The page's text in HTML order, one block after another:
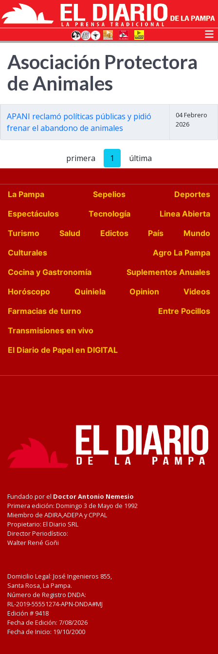
Asociación Protectora
de Animales
APANI reclamó políticas públicas y pidió
frenar el abandono de animales
04 Febrero
2026
primera 1 última
La Pampa Sepelios
Deportes
Espectáculos
Tecnología
Linea Abierta
Turismo
Salud Edictos País
Mundo
Culturales
Agro La Pampa
Cocina y Gastronomía
Suplementos Anuales
Horóscopo
Quiniela Opinion
Videos
Farmacias de turno
Entre Pocillos
Transmisiones en vivo
El Diario de Papel en DIGITAL
Fundado por el Doctor Antonio Nemesio
Primera edición: Domingo 3 de Mayo de 1992
Miembro de ADIRA,ADEPA y CPPAL
Propietario: El Diario SRL
Director Periodístico:
Walter René Goñi
Domicilio Legal: José Ingenieros 855,
Santa Rosa, La Pampa.
Número de Registro DNDA:
RL-2019-55551274-APN-DNDA#MJ
Edición # 9418
Fecha de Edición: 7/08/2026
Fecha de Inicio: 19/10/2000